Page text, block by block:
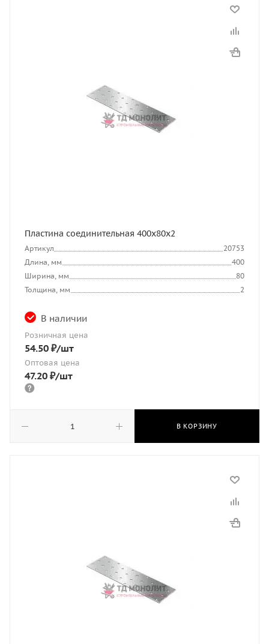
Пластина соединительная 400х80х2
Артикул
20753
Длина, мм
400
Ширина, мм
80
Толщина, мм
2
В наличии
Розничная цена
54.50 ₽/шт
Оптовая цена
47.20 ₽/шт
В КОРЗИНУ